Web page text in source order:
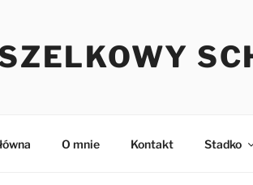
O mnie Kontakt Stadko